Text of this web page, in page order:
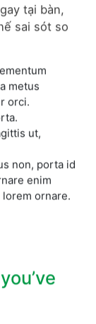
tại bàn,
sai sót so
metus
orci.
ut,
non, porta id
enim
ornare.